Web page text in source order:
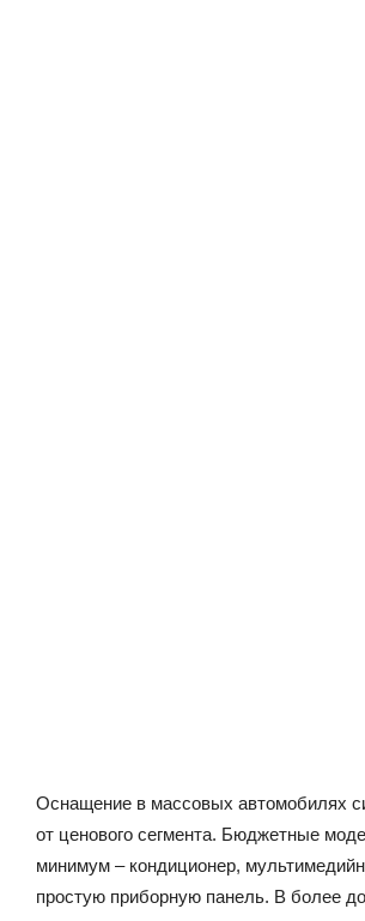
Оснащение в массовых автомобилях
от ценового сегмента. Бюджетные
минимум – кондиционер,
простую приборную панель. В более